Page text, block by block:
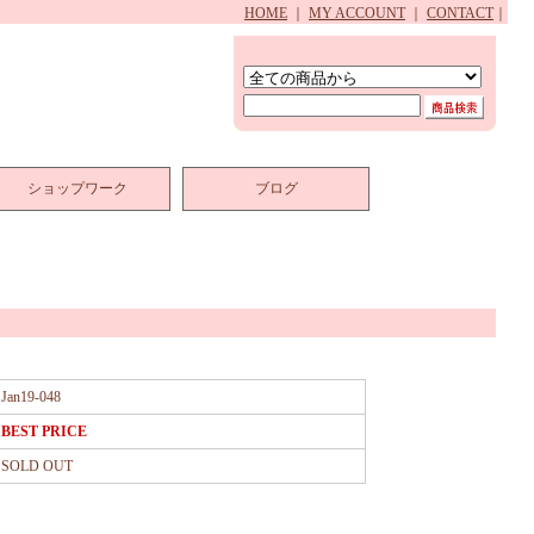
HOME MY ACCOUNT CONTACT
ショップワーク ブログ
Jan19-048
BEST PRICE
SOLD OUT